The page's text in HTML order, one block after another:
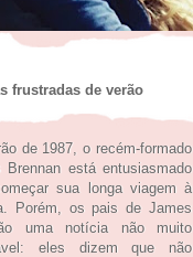
frustradas de verão
de 1987, o recém-formado
Brennan está entusiasmado
sua longa viagem à
Porém, os pais de James
uma notícia não muito
eles dizem que não